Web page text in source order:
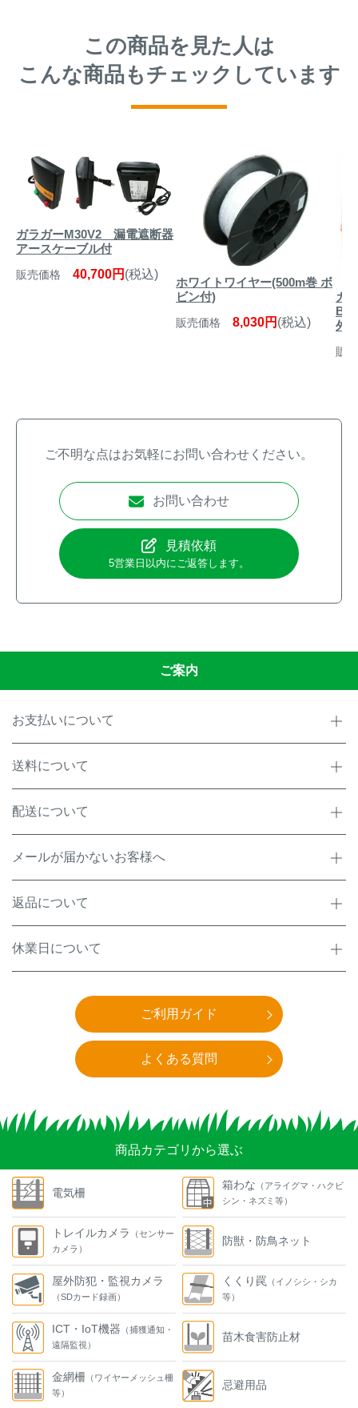
この商品を見た人は
こんな商品もチェックしています
ガラガーM30V2 漏電遮断器
アースケーブル付
販売価格 40,700円 (税込)
ホワイトワイヤー(500m巻 ボ
ビン付)
販売価格 8,030円 (税込)
ガ
外
販
ご不明な点はお気軽にお問い合わせください。
お問い合わせ
見積依頼
5営業日以内にご返答します。
ご案内
お支払いについて
送料について
配送について
メールが届かないお客様へ
返品について
休業日について
ご利用ガイド
よくある質問
商品カテゴリから選ぶ
電気柵
トレイルカメラ
（センサー
カメラ）
屋外防犯・監視カメラ
（SDカード録画）
ICT・IoT機器 （捕獲通知・
遠隔監視）
金網柵 （ワイヤーメッシュ柵
等）
箱わな （アライグマ・ハクビ
シン・ネズミ等）
防獣・防鳥ネット
くくり罠 （イノシシ・シカ
等）
苗木食害防止材
忌避用品